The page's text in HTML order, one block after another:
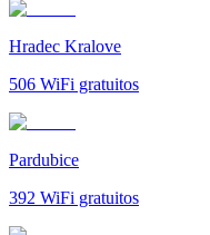
Hradec Kralove
506 WiFi gratuitos
Pardubice
392 WiFi gratuitos